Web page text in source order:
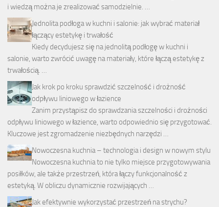
i wiedzą można je zrealizować samodzielnie. …
Jednolita podłoga w kuchni i salonie: jak wybrać materiał
łączący estetykę i trwałość
Kiedy decydujesz się na jednolitą podłogę w kuchni i
salonie, warto zwrócić uwagę na materiały, które łączą estetykę z
trwałością. …
Jak krok po kroku sprawdzić szczelność i drożność
odpływu liniowego w łazience
Zanim przystąpisz do sprawdzania szczelności i drożności
odpływu liniowego w łazience, warto odpowiednio się przygotować.
Kluczowe jest zgromadzenie niezbędnych narzędzi …
Nowoczesna kuchnia – technologia i design w nowym stylu
Nowoczesna kuchnia to nie tylko miejsce przygotowywania
posiłków, ale także przestrzeń, która łączy funkcjonalność z
estetyką. W obliczu dynamicznie rozwijających …
Jak efektywnie wykorzystać przestrzeń na strychu?